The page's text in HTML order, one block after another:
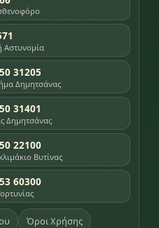
Αστυνομία
31205
Δημητσάνας
31401
Δημητσάνας
22100
Βυτίνας
60300
Όροι Χρήσης